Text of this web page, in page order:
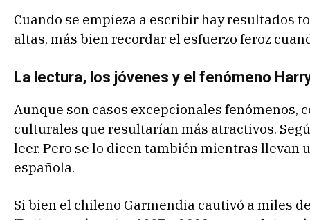
Cuando se empieza a escribir hay resultados
altas, más bien recordar el esfuerzo feroz
La lectura, los jóvenes y el fenómeno
Aunque son casos excepcionales fenómenos,
culturales que resultarían más atractivos.
leer. Pero se lo dicen también mientras llevan
española.
Si bien el chileno Garmendia cautivó a miles